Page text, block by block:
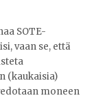
SOTE-
vaan se, että
(kaukaisia)
moneen